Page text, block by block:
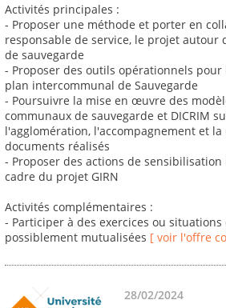
Activités principales :
- Proposer une méthode et porter en
responsable de service, le projet
de sauvegarde
- Proposer des outils opérationnels
plan intercommunal de Sauvegarde
- Poursuivre la mise en œuvre des
communaux de sauvegarde et DICRIM
l'agglomération, l'accompagnement et
documents réalisés
- Proposer des actions de
cadre du projet GIRN
Activités complémentaires :
- Participer à des exercices ou
possiblement mutualisées [ voir l'offre
28/02/2024